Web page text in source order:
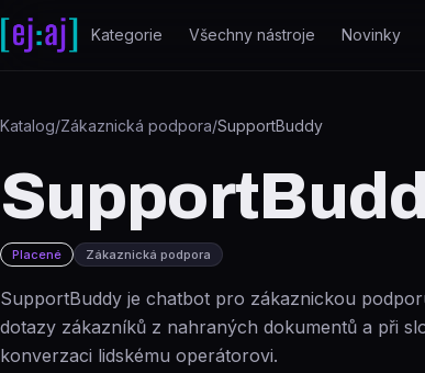
Přeskočit na obsah
Kategorie Všechny nástroje Novinky
Katalog/Zákaznická podpora/SupportBuddy
Placené Zákaznická podpora
SupportBuddy je chatbot pro zákaznickou
dotazy zákazníků z nahraných dokumentů a při
konverzaci lidskému operátorovi.